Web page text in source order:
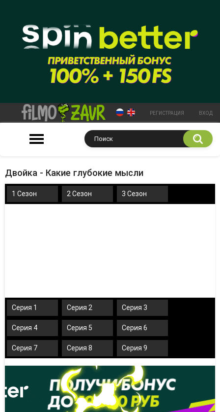
РЕГИСТРАЦИЯ ВХОД
Двойка - Какие глубокие мысли
1 Сезон 2 Сезон 3 Сезон
Серия 1 Серия 2 Серия 3
Серия 4 Серия 5 Серия 6
Серия 7 Серия 8 Серия 9